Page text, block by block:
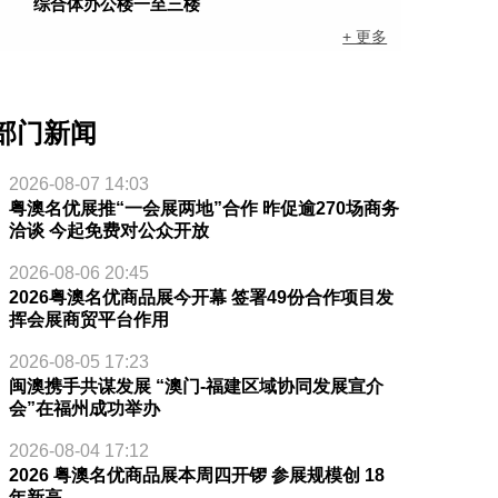
+ 更多
门新闻
2026-08-07 14:03
粤澳名优展推“一会展两地”合作 昨促逾270场商务
洽谈 今起免费对公众开放
2026-08-06 20:45
2026粤澳名优商品展今开幕 签署49份合作项目发
挥会展商贸平台作用
2026-08-05 17:23
闽澳携手共谋发展 “澳门-福建区域协同发展宣介
会”在福州成功举办
2026-08-04 17:12
2026 粤澳名优商品展本周四开锣 参展规模创 18